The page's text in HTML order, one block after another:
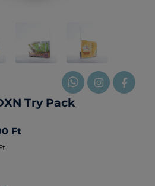
Try Pack
Ft